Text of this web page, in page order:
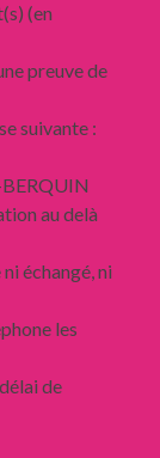
(en
preuve de
suivante :
au delà
échangé, ni
les
de